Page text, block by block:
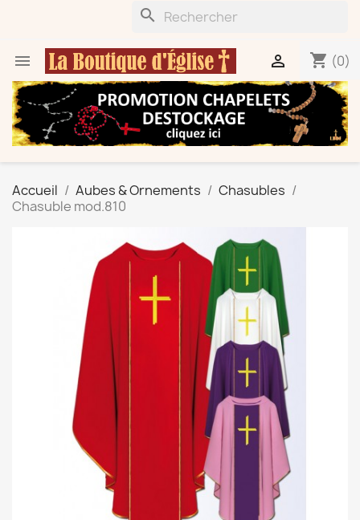
search
 shopping_cart (0)

Accueil Aubes & Ornements
Chasubles
Chasuble mod.810